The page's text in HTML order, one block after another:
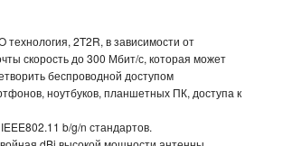
СТАКАНЫ
технология, 2T2R, в зависимости от
скорость до 300 Мбит/с, которая может
беспроводной доступом
ноутбуков, планшетных ПК, доступа к
b/g/n стандартов.